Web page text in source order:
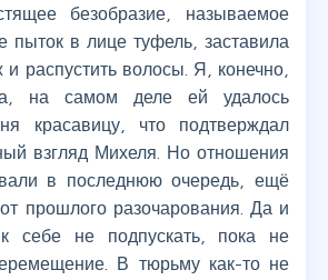
безобразие, называемое
пыток в лице туфель, заставила
распустить волосы. Я, конечно,
на самом деле ей удалось
красавицу, что подтверждал
взгляд Михеля. Но отношения
в последнюю очередь, ещё
прошлого разочарования. Да и
себе не подпускать, пока не
В тюрьму как-то не